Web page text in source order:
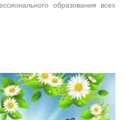
образования всех
которым предстоит
будущее нашей великой